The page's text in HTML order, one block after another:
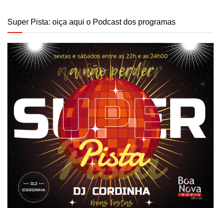
Super Pista: oiça aqui o Podcast dos programas